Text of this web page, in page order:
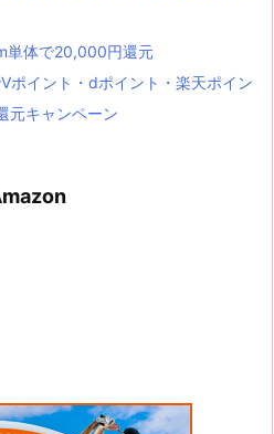
単体で20,000円還元
ポイント・dポイント・楽天ポイン
元キャンペーン